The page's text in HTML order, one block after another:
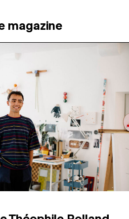
ARTISTIQUE ↓
magazine